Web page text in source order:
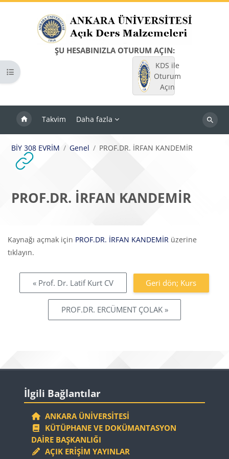
ŞU HESABINIZLA OTURUM AÇIN:
KDS ile
Oturum
Açın
Takvim Daha fazla
Dersleri
Kurs dizinini aç
BİY 308 EVRİM Genel PROF.DR. İRFAN KANDEMİR
PROF.DR. İRFAN KANDEMİR
Tamamlama Gereklilikleri
Kaynağı açmak için PROF.DR. İRFAN KANDEMİR üzerine
tıklayın.
« Prof. Dr. Latif Kurt CV Geri dön; Kurs
PROF.DR. ERCÜMENT ÇOLAK »
Bloklar
İlgili Bağlantılar
ANKARA ÜNIVERSITESI
KÜTÜPHANE VE DOKÜMANTASYON
DAIRE BAŞKANLIĞI
AÇIK ERIŞIM YAYINLAR